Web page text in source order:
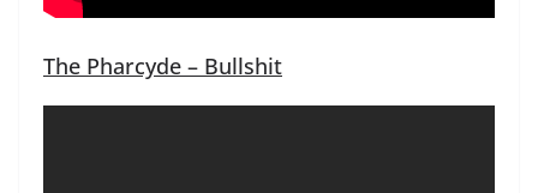
The Pharcyde – Bullshit